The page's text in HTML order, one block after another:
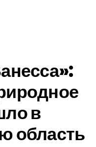
в
область